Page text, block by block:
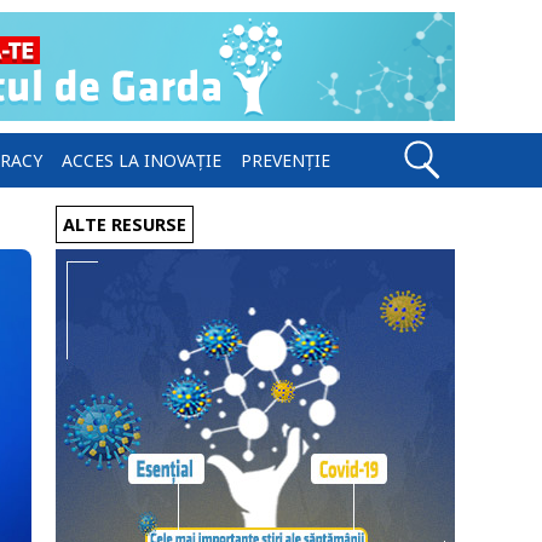
ACCES LA INOVAȚIE PREVENȚIE
ALTE RESURSE